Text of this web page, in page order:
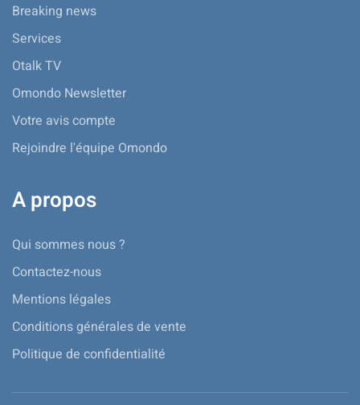
Breaking news
Services
Otalk TV
Omondo Newsletter
Votre avis compte
Rejoindre l'équipe Omondo
A propos
Qui sommes nous ?
Contactez-nous
Mentions légales
Conditions générales de vente
Politique de confidentialité